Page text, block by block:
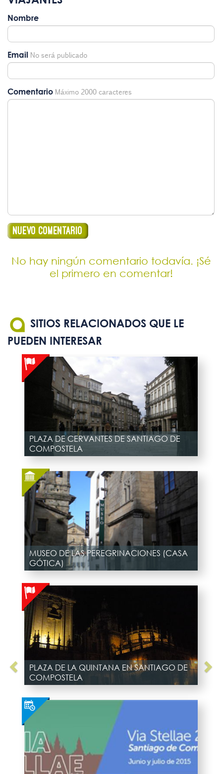
Nombre
Email No será publicado
Comentario Máximo 2000 caracteres
No hay ningún comentario todavía. ¡Sé
el primero en comentar!
SITIOS RELACIONADOS QUE LE
PUEDEN INTERESAR
PLAZA DE CERVANTES DE SANTIAGO DE
COMPOSTELA
MUSEO DE LAS PEREGRINACIONES (CASA
GÓTICA)
PLAZA DE LA QUINTANA EN SANTIAGO DE
COMPOSTELA